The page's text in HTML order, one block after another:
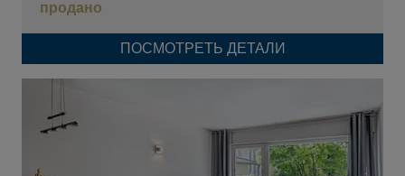
продано
ПОСМОТРЕТЬ ДЕТАЛИ